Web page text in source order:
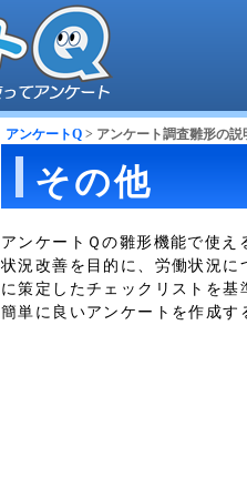
アンケートQ > アンケート調査雛形の
その他
アンケートＱの雛形機能で使え
状況改善を目的に、労働状況
に策定したチェックリストを基
簡単に良いアンケートを作成